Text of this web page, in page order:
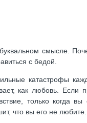
смысле.
с бедой.
катастрофы
как любовь. Если
только когда
что вы его не любите.